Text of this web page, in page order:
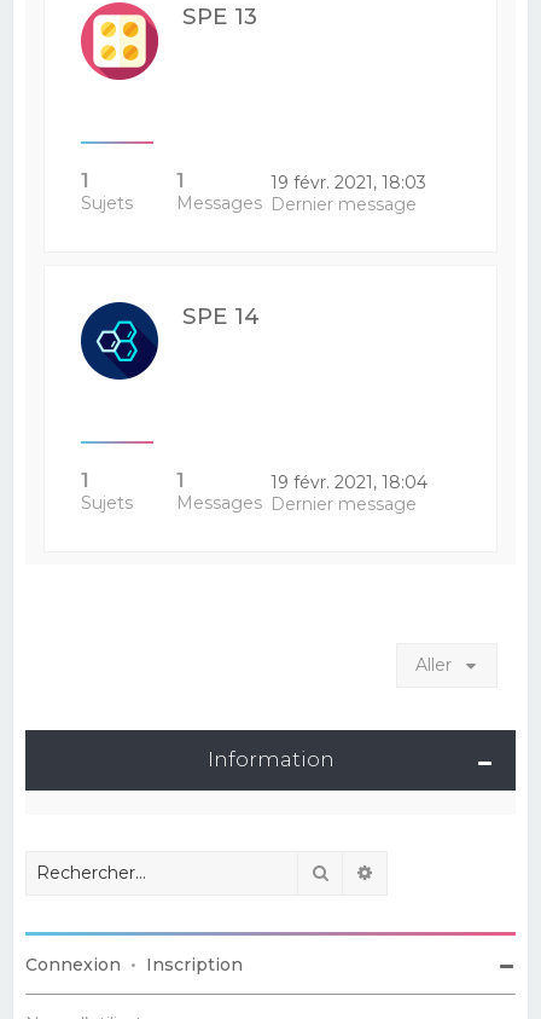
SPE 13
1
Sujets
1
Messages
19 févr. 2021, 18:03
Dernier message
SPE 14
1
Sujets
1
Messages
19 févr. 2021, 18:04
Dernier message
Aller
Information
Rechercher
Connexion • Inscription